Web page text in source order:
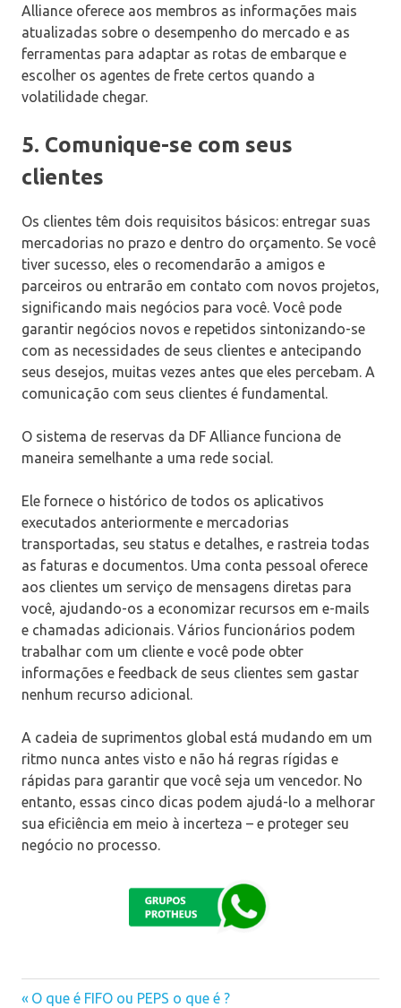
Alliance oferece aos membros as informações mais
atualizadas sobre o desempenho do mercado e as
ferramentas para adaptar as rotas de embarque e
escolher os agentes de frete certos quando a
volatilidade chegar.
5. Comunique-se com seus
clientes
Os clientes têm dois requisitos básicos: entregar suas
mercadorias no prazo e dentro do orçamento. Se você
tiver sucesso, eles o recomendarão a amigos e
parceiros ou entrarão em contato com novos projetos,
significando mais negócios para você. Você pode
garantir negócios novos e repetidos sintonizando-se
com as necessidades de seus clientes e antecipando
seus desejos, muitas vezes antes que eles percebam. A
comunicação com seus clientes é fundamental.
O sistema de reservas da DF Alliance funciona de
maneira semelhante a uma rede social.
Ele fornece o histórico de todos os aplicativos
executados anteriormente e mercadorias
transportadas, seu status e detalhes, e rastreia todas
as faturas e documentos. Uma conta pessoal oferece
aos clientes um serviço de mensagens diretas para
você, ajudando-os a economizar recursos em e-mails
e chamadas adicionais. Vários funcionários podem
trabalhar com um cliente e você pode obter
informações e feedback de seus clientes sem gastar
nenhum recurso adicional.
A cadeia de suprimentos global está mudando em um
ritmo nunca antes visto e não há regras rígidas e
rápidas para garantir que você seja um vencedor. No
entanto, essas cinco dicas podem ajudá-lo a melhorar
sua eficiência em meio à incerteza – e proteger seu
negócio no processo.
Previous
O que é FIFO ou PEPS o que é ?